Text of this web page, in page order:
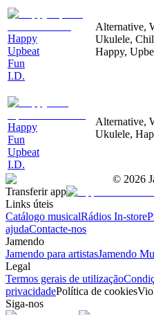
Happy
Upbeat
Fun
I.D.
Alternative,
Ukulele,
Happy,
Happy
Fun
Upbeat
I.D.
Alternative,
Ukulele,
© 2026
Transferir app
Links úteis
Catálogo musicalRádios In-store
ajudaContacte-nos
Jamendo
Jamendo para artistasJamendo
Legal
Termos gerais de utilização
privacidadePolítica de cookies
Siga-nos